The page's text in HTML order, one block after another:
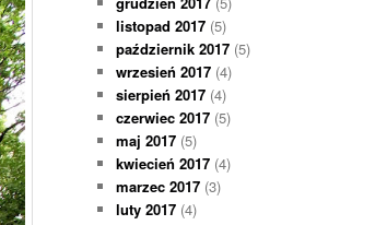
listopad 2017 (5)
październik 2017 (5)
wrzesień 2017 (4)
sierpień 2017 (4)
czerwiec 2017 (5)
maj 2017 (5)
kwiecień 2017 (4)
marzec 2017 (3)
luty 2017 (4)